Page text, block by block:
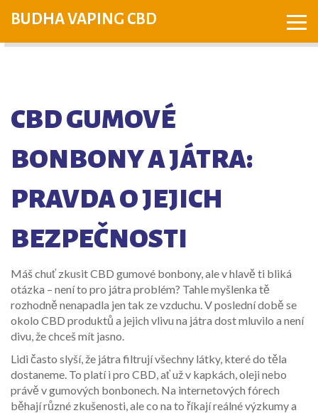
BUDHA VAPING CBD
CBD GUMOVÉ
BONBONY A JÁTRA:
PRAVDA O JEJICH
BEZPEČNOSTI
Máš chuť zkusit CBD gumové bonbony, ale v hlavě ti bliká
otázka – není to pro játra problém? Tahle myšlenka tě
rozhodně nenapadla jen tak ze vzduchu. V poslední době se
okolo CBD produktů a jejich vlivu na játra dost mluvilo a není
divu, že chceš mít jasno.
Lidi často slyší, že játra filtrují všechny látky, které do těla
dostaneme. To platí i pro CBD, ať už v kapkách, oleji nebo
právě v gumových bonbonech. Na internetových fórech
běhají různé zkušenosti, ale co na to říkají reálné výzkumy a